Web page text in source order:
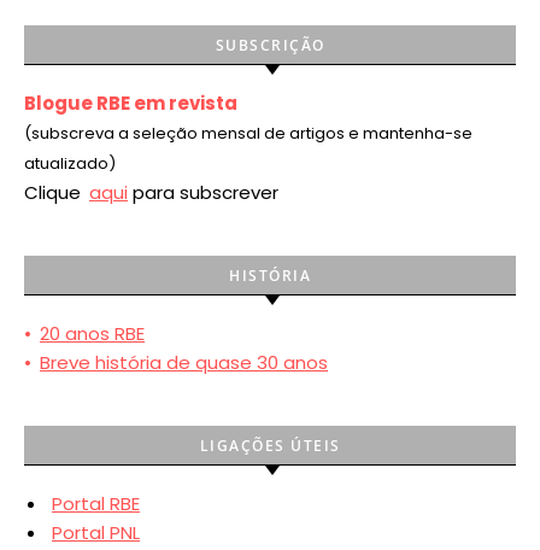
SUBSCRIÇÃO
Blogue RBE em revista
(subscreva a seleção mensal de artigos e mantenha-se
atualizado)
Clique aqui para subscrever
HISTÓRIA
• 20 anos RBE
• Breve história de quase 30 anos
LIGAÇÕES ÚTEIS
Portal RBE
Portal PNL